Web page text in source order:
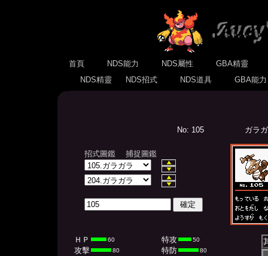
首頁 NDS能力 NDS屬性
GBA精靈
NDS精靈
NDS招式 NDS道具 GBA能
No: 105 ガラ
招式圖鑑 捕捉圖鑑
ＨＰ 60 特攻 50
攻擊 80 特防 80